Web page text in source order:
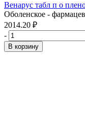
Венарус табл п о
Оболенское -
2014.20 ₽
-
В корзину